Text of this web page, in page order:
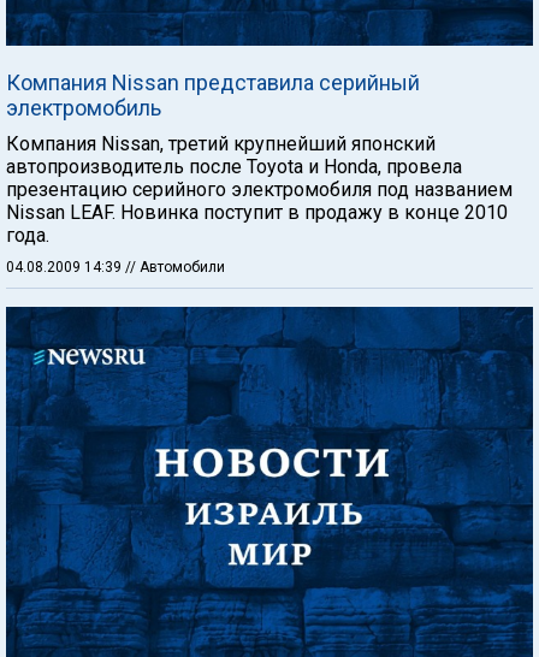
Компания Nissan представила серийный
электромобиль
Компания Nissan, третий крупнейший японский
автопроизводитель после Toyota и Honda, провела
презентацию серийного электромобиля под названием
Nissan LEAF. Новинка поступит в продажу в конце 2010
года.
04.08.2009 14:39 // Автомобили